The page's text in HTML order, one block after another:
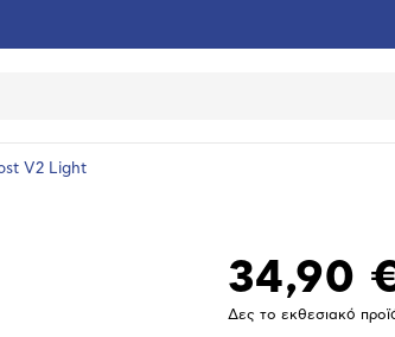
V2 Light
34,90
Δες το εκθεσιακό